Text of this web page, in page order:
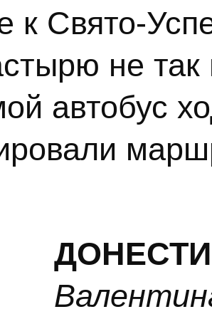
к Свято-
не
автобус